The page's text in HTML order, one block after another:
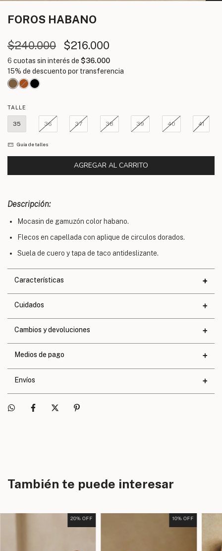
FOROS
HABANO
$240.000
$216.000
6 cuotas sin interés de $36.000
TALLE
35 36 37 38 39 40 41
Guía de talles
Descripción:
Mocasin de gamuzón color habano.
Flecos en capellada con aplique de circulos dorados.
Suela de cuero y tapa de taco antideslizante.
Características
Cuero
Altura de taco
1,6 cm.
Altura de base
0,2 cm.
Calce
Exacto
Cuidados
Cambios y devoluciones
Medios de pago
Envíos
También te puede interesar
20% OFF 10% OFF